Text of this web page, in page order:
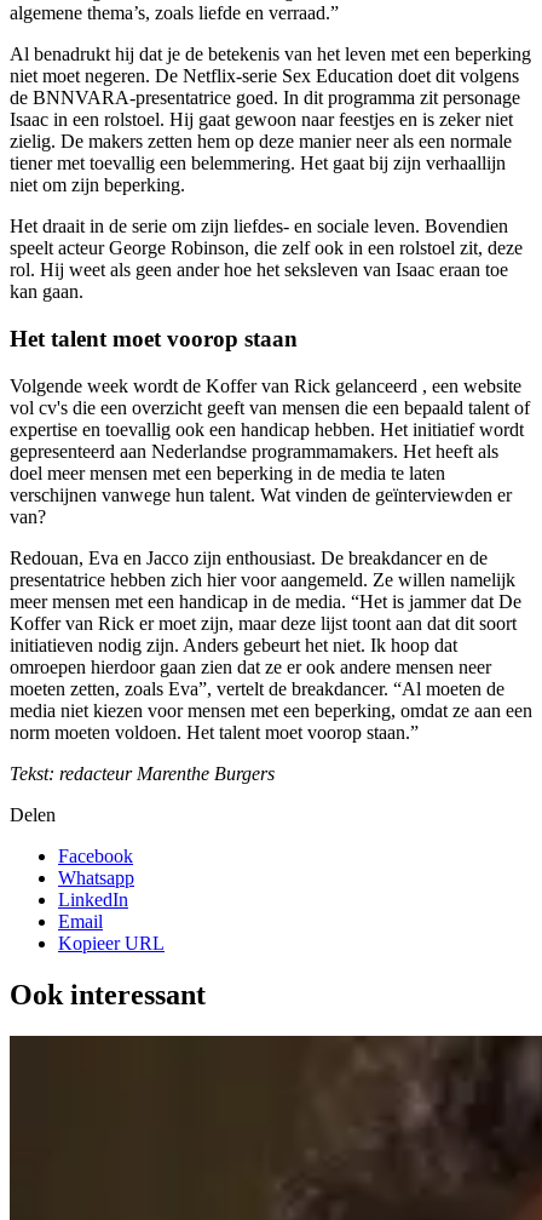
algemene thema’s, zoals liefde en verraad.”
Al benadrukt hij dat je de betekenis van het leven met een beperking
niet moet negeren. De Netflix-serie Sex Education doet dit volgens
de BNNVARA-presentatrice goed. In dit programma zit personage
Isaac in een rolstoel. Hij gaat gewoon naar feestjes en is zeker niet
zielig. De makers zetten hem op deze manier neer als een normale
tiener met toevallig een belemmering. Het gaat bij zijn verhaallijn
niet om zijn beperking.
Het draait in de serie om zijn liefdes- en sociale leven. Bovendien
speelt acteur George Robinson, die zelf ook in een rolstoel zit, deze
rol. Hij weet als geen ander hoe het seksleven van Isaac eraan toe
kan gaan.
Het talent moet voorop staan
Volgende week wordt de Koffer van Rick gelanceerd , een website
vol cv's die een overzicht geeft van mensen die een bepaald talent of
expertise en toevallig ook een handicap hebben. Het initiatief wordt
gepresenteerd aan Nederlandse programmamakers. Het heeft als
doel meer mensen met een beperking in de media te laten
verschijnen vanwege hun talent. Wat vinden de geïnterviewden er
van?
Redouan, Eva en Jacco zijn enthousiast. De breakdancer en de
presentatrice hebben zich hier voor aangemeld. Ze willen namelijk
meer mensen met een handicap in de media. “Het is jammer dat De
Koffer van Rick er moet zijn, maar deze lijst toont aan dat dit soort
initiatieven nodig zijn. Anders gebeurt het niet. Ik hoop dat
omroepen hierdoor gaan zien dat ze er ook andere mensen neer
moeten zetten, zoals Eva”, vertelt de breakdancer. “Al moeten de
media niet kiezen voor mensen met een beperking, omdat ze aan een
norm moeten voldoen. Het talent moet voorop staan.”
Tekst: redacteur Marenthe Burgers
Delen
Facebook
Whatsapp
LinkedIn
Email
Kopieer URL
Ook interessant